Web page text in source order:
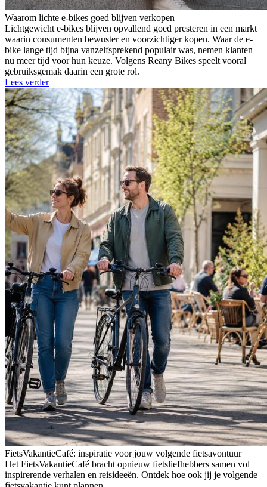
Waarom lichte e-bikes goed blijven verkopen
Lichtgewicht e-bikes blijven opvallend goed presteren in een markt
waarin consumenten bewuster en voorzichtiger kopen. Waar de e-
bike lange tijd bijna vanzelfsprekend populair was, nemen klanten
nu meer tijd voor hun keuze. Volgens Reany Bikes speelt vooral
gebruiksgemak daarin een grote rol.
Lees verder
FietsVakantieCafé: inspiratie voor jouw volgende fietsavontuur
Het FietsVakantieCafé bracht opnieuw fietsliefhebbers samen vol
inspirerende verhalen en reisideeën. Ontdek hoe ook jij je volgende